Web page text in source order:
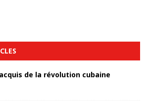
de la révolution cubaine